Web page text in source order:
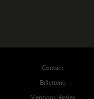
Contact
Billetterie
Mentions légales